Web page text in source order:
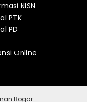
NISN
PTK
PD
Online
Bogor